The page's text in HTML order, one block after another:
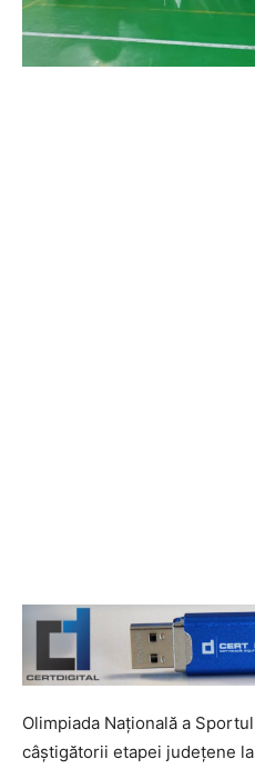
Olimpiada Națională a
câștigătorii etapei județene